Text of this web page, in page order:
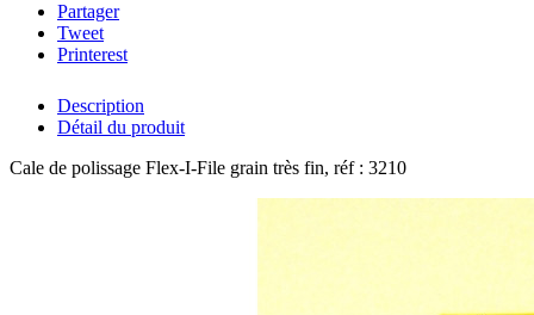
Partager
Tweet
Printerest
Description
Détail du produit
Cale de polissage Flex-I-File grain très fin, réf : 3210